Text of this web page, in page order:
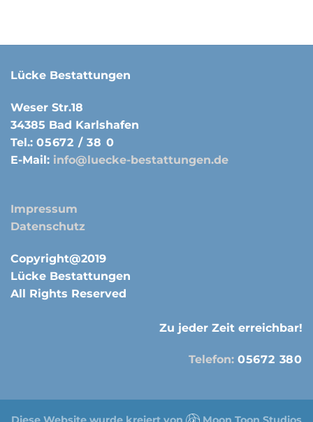
Lücke Bestattungen
Weser Str.18
34385 Bad Karlshafen
Tel.: 05672 / 38 0
E-Mail: info@luecke-bestattungen.de
Impressum
Datenschutz
Copyright@2019
Lücke Bestattungen
All Rights Reserved
Zu jeder Zeit erreichbar!
Telefon: 05672 380